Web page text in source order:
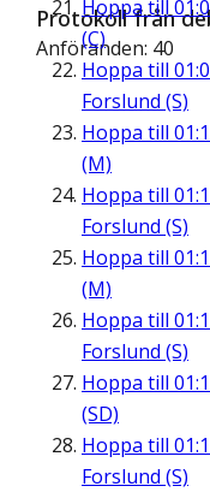
Hoppa till
(C)
Hoppa till
Forslund (S)
Hoppa till
(M)
Hoppa till
Forslund (S)
Hoppa till
(M)
Hoppa till
Forslund (S)
Hoppa till
(SD)
Hoppa till
Forslund (S)
Protokoll från
Anföranden: 40